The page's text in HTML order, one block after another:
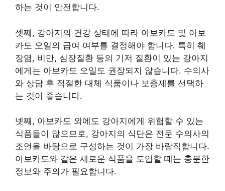
하는 것이 안전합니다.
셋째, 강아지의 건강 상태에 따라 아보카도 및 아보
카도 오일의 급여 여부를 결정해야 합니다. 특히 췌
장염, 비만, 심장질환 등의 기저 질환이 있는 강아지
에게는 아보카도 오일도 권장되지 않습니다. 수의사
와 상담 후 적절한 대체 식품이나 보충제를 선택하
는 것이 좋습니다.
넷째, 아보카도 외에도 강아지에게 위험할 수 있는
식품들이 많으므로, 강아지의 식단은 전문 수의사의
조언을 바탕으로 구성하는 것이 가장 바람직합니다.
아보카도와 같은 새로운 식품을 도입할 때는 충분한
정보와 주의가 필요합니다.